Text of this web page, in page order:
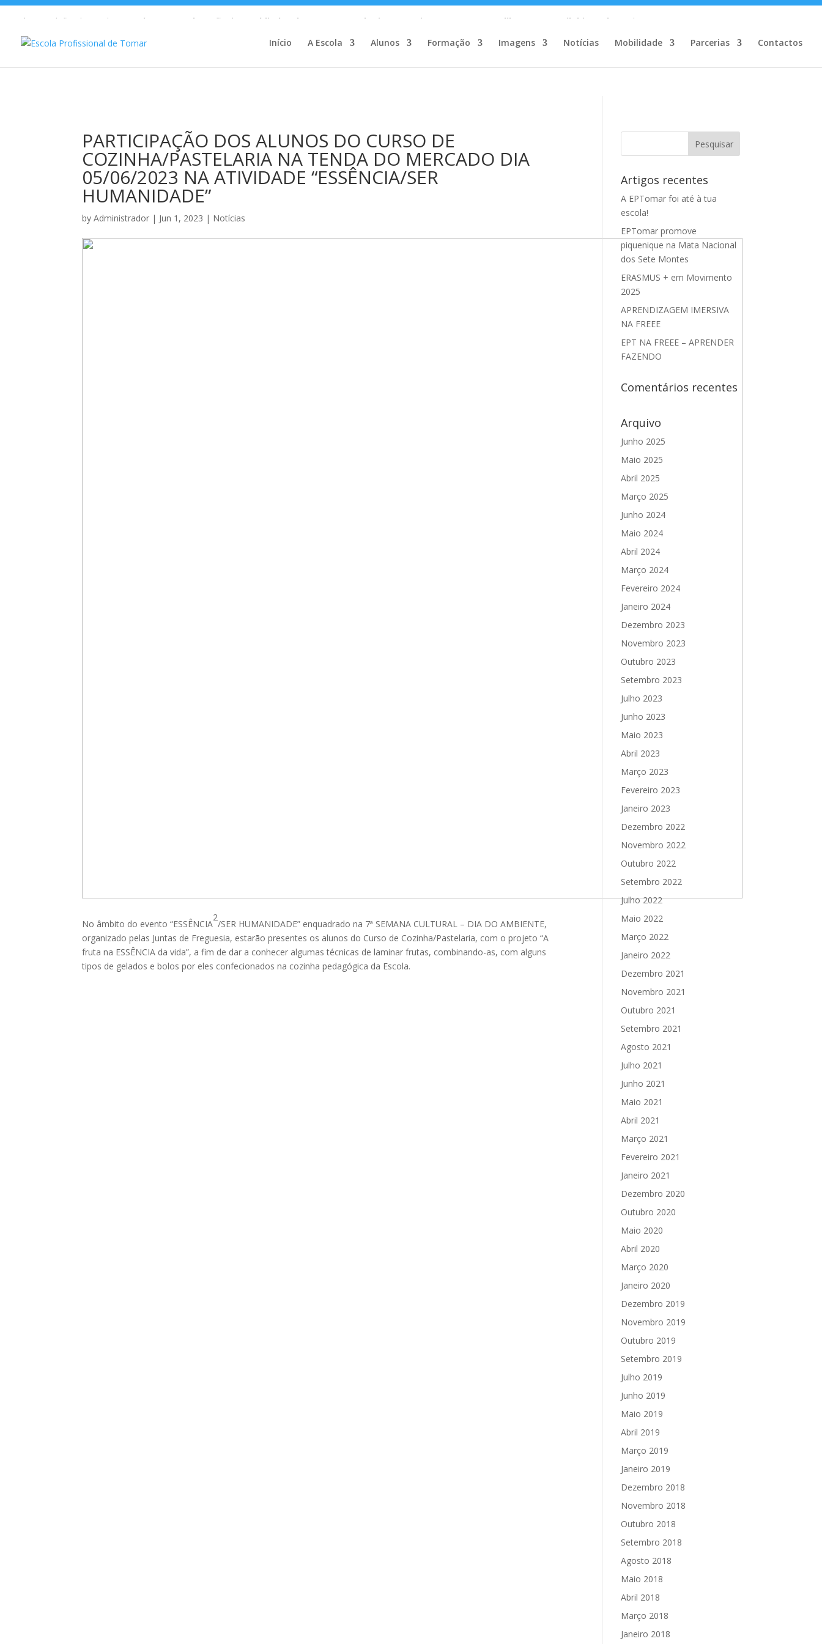
Warning : Undefined array key 1 in /home/escolaprofission/public_html/wp-content/plugins/wp-private-content-pro/lib/Drewm/MailChimp.php on line
Início
A Escola Alunos Formação Imagens Notícias Mobilidade Parcerias Contactos
PARTICIPAÇÃO DOS ALUNOS DO CURSO DE
COZINHA/PASTELARIA NA TENDA DO MERCADO DIA
05/06/2023 NA ATIVIDADE “ESSÊNCIA/SER
HUMANIDADE”
byAdministrador | Jun 1, 2023 | Notícias
No âmbito do evento “ESSÊNCIA
2
/SER HUMANIDADE” enquadrado na 7ª SEMANA CULTURAL – DIA DO AMBIENTE,
organizado pelas Juntas de Freguesia, estarão presentes os alunos do Curso de Cozinha/Pastelaria, com o projeto “A
fruta na ESSÊNCIA da vida”, a fim de dar a conhecer algumas técnicas de laminar frutas, combinando-as, com alguns
tipos de gelados e bolos por eles confecionados na cozinha pedagógica da Escola.
Artigos recentes
A EPTomar foi até à tua
escola!
EPTomar promove
piquenique na Mata Nacional
dos Sete Montes
ERASMUS + em Movimento
2025
APRENDIZAGEM IMERSIVA
NA FREEE
EPT NA FREEE – APRENDER
FAZENDO
Comentários recentes
Arquivo
Junho 2025
Maio 2025
Abril 2025
Março 2025
Junho 2024
Maio 2024
Abril 2024
Março 2024
Fevereiro 2024
Janeiro 2024
Dezembro 2023
Novembro 2023
Outubro 2023
Setembro 2023
Julho 2023
Junho 2023
Maio 2023
Abril 2023
Março 2023
Fevereiro 2023
Janeiro 2023
Dezembro 2022
Novembro 2022
Outubro 2022
Setembro 2022
Julho 2022
Maio 2022
Março 2022
Janeiro 2022
Dezembro 2021
Novembro 2021
Outubro 2021
Setembro 2021
Agosto 2021
Julho 2021
Junho 2021
Maio 2021
Abril 2021
Março 2021
Fevereiro 2021
Janeiro 2021
Dezembro 2020
Outubro 2020
Maio 2020
Abril 2020
Março 2020
Janeiro 2020
Dezembro 2019
Novembro 2019
Outubro 2019
Setembro 2019
Julho 2019
Junho 2019
Maio 2019
Abril 2019
Março 2019
Janeiro 2019
Dezembro 2018
Novembro 2018
Outubro 2018
Setembro 2018
Agosto 2018
Maio 2018
Abril 2018
Março 2018
Janeiro 2018